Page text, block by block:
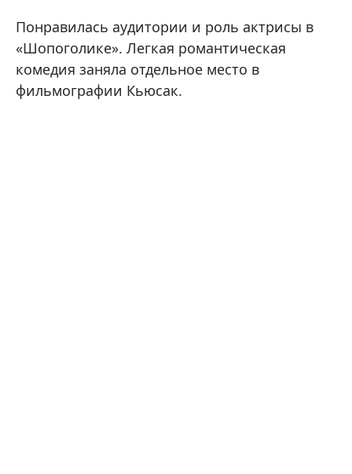
Понравилась аудитории и роль актрисы в
«Шопоголике». Легкая романтическая
комедия заняла отдельное место в
фильмографии Кьюсак.